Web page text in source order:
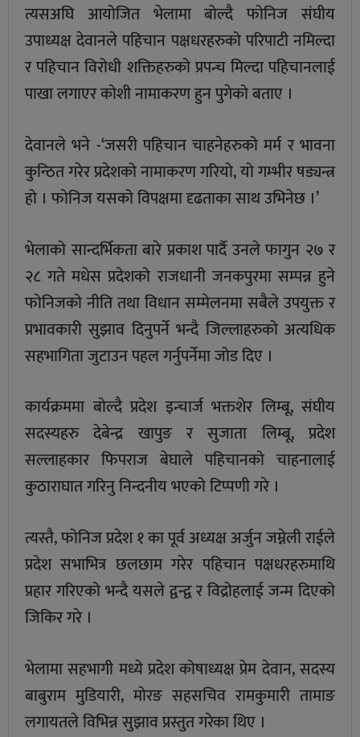
त्यसअघि आयोजित भेलामा बोल्दै फोनिज संघीय
उपाध्यक्ष देवानले पहिचान पक्षधरहरुको परिपाटी नमिल्दा
र पहिचान विरोधी शक्तिहरुको प्रपन्च मिल्दा पहिचानलाई
पाखा लगाएर कोशी नामाकरण हुन पुगेको बताए ।
देवानले भने -‘जसरी पहिचान चाहनेहरुको मर्म र भावना
कुन्ठित गरेर प्रदेशको नामाकरण गरियो, यो गम्भीर षड्यन्त्र
हो । फोनिज यसको विपक्षमा दृढताका साथ उभिनेछ ।’
भेलाको सान्दर्भिकता बारे प्रकाश पार्दै उनले फागुन २७ र
२८ गते मधेस प्रदेशको राजधानी जनकपुरमा सम्पन्न हुने
फोनिजको नीति तथा विधान सम्मेलनमा सबैले उपयुक्त र
प्रभावकारी सुझाव दिनुपर्ने भन्दै जिल्लाहरुको अत्यधिक
सहभागिता जुटाउन पहल गर्नुपर्नेमा जोड दिए ।
कार्यक्रममा बोल्दै प्रदेश इन्चार्ज भक्तशेर लिम्बू, संघीय
सदस्यहरु देबेन्द्र खापुङ र सुजाता लिम्बू, प्रदेश
सल्लाहकार फिपराज बेघाले पहिचानको चाहनालाई
कुठाराघात गरिनु निन्दनीय भएको टिप्पणी गरे ।
त्यस्तै, फोनिज प्रदेश १ का पूर्व अध्यक्ष अर्जुन जम्नेली राईले
प्रदेश सभाभित्र छलछाम गरेर पहिचान पक्षधरहरुमाथि
प्रहार गरिएको भन्दै यसले द्वन्द्व र विद्रोहलाई जन्म दिएको
जिकिर गरे ।
भेलामा सहभागी मध्ये प्रदेश कोषाध्यक्ष प्रेम देवान, सदस्य
बाबुराम मुडियारी, मोरङ सहसचिव रामकुमारी तामाङ
लगायतले विभिन्न सुझाव प्रस्तुत गरेका थिए ।